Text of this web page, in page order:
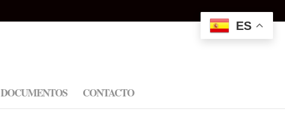
DOCUMENTOS CONTACTO
ES